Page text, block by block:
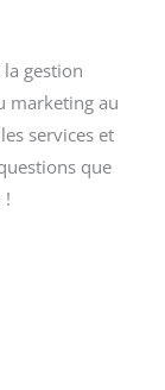
gestion
marketing au
services et
que
!